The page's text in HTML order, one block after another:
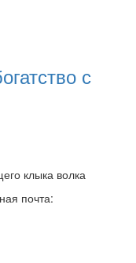
с
клыка волка
почта: